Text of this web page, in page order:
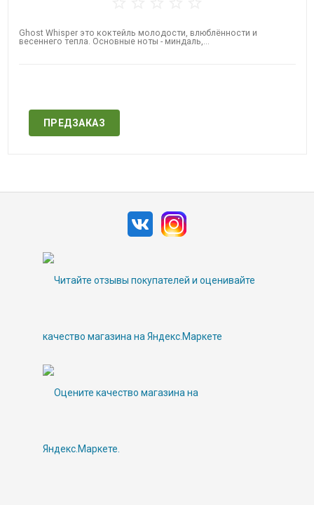
Ghost​ Whisper​ это коктейль молодости, влюблённости и
весеннего тепла. Основные ноты - миндаль,...
ПРЕДЗАКАЗ